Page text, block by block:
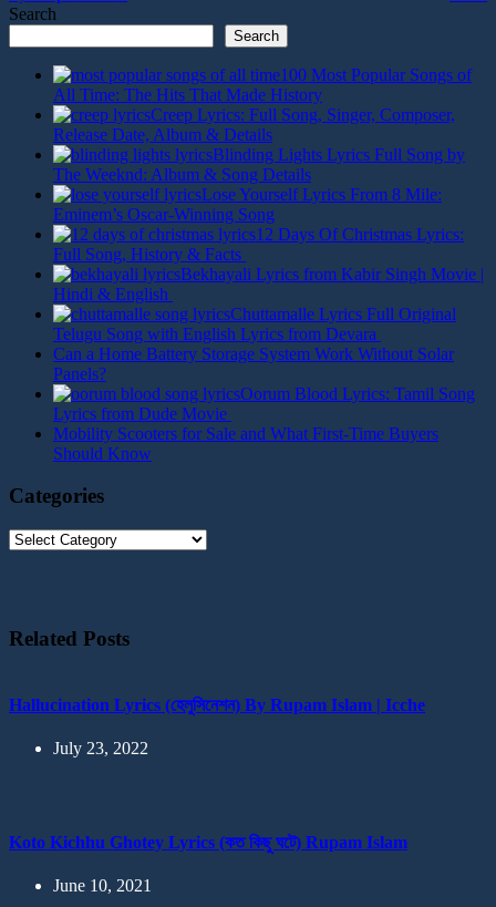
Search
Search
100 Most Popular Songs of
All Time: The Hits That Made History
Creep Lyrics: Full Song, Singer, Composer,
Release Date, Album & Details
Blinding Lights Lyrics Full Song by
The Weeknd: Album & Song Details
Lose Yourself Lyrics From 8 Mile:
Eminem’s Oscar-Winning Song
12 Days Of Christmas Lyrics:
Full Song, History & Facts
Bekhayali Lyrics from Kabir Singh Movie |
Hindi & English
Chuttamalle Lyrics Full Original
Telugu Song with English Lyrics from Devara
Can a Home Battery Storage System Work Without Solar
Panels?
Oorum Blood Lyrics: Tamil Song
Lyrics from Dude Movie
Mobility Scooters for Sale and What First-Time Buyers
Should Know
Categories
Categories
Related Posts
Hallucination Lyrics (হেলুসিনেশন) By Rupam Islam | Icche
July 23, 2022
Koto Kichhu Ghotey Lyrics (কত কিছু ঘটে) Rupam Islam
June 10, 2021